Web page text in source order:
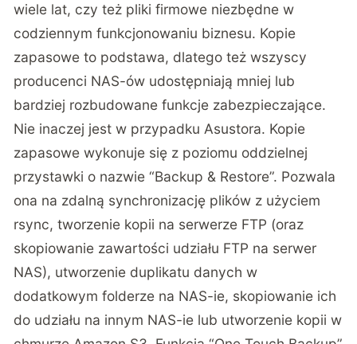
wiele lat, czy też pliki firmowe niezbędne w
codziennym funkcjonowaniu biznesu. Kopie
zapasowe to podstawa, dlatego też wszyscy
producenci NAS-ów udostępniają mniej lub
bardziej rozbudowane funkcje zabezpieczające.
Nie inaczej jest w przypadku Asustora. Kopie
zapasowe wykonuje się z poziomu oddzielnej
przystawki o nazwie “Backup & Restore”. Pozwala
ona na zdalną synchronizację plików z użyciem
rsync, tworzenie kopii na serwerze FTP (oraz
skopiowanie zawartości udziału FTP na serwer
NAS), utworzenie duplikatu danych w
dodatkowym folderze na NAS-ie, skopiowanie ich
do udziału na innym NAS-ie lub utworzenie kopii w